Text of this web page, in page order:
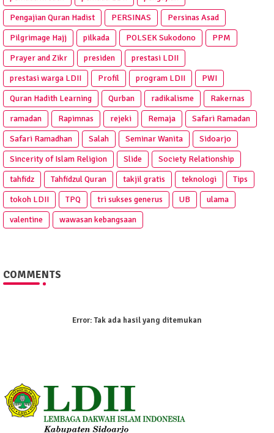
Pengajian Quran Hadist
PERSINAS
Persinas Asad
Pilgrimage Hajj
pilkada POLSEK Sukodono
PPM
Prayer and Zikr
presiden
prestasi LDII
prestasi warga LDII
Profil program LDII
PWI
Quran Hadith Learning
Qurban radikalisme
Rakernas
ramadan
Rapimnas rejeki Remaja
Safari Ramadan
Safari Ramadhan
Salah Seminar Wanita
Sidoarjo
Sincerity of Islam Religion
Slide
Society Relationship
tahfidz
Tahfidzul Quran takjil gratis teknologi
Tips
tokoh LDII
TPQ tri sukses generus UB
ulama
valentine
wawasan kebangsaan
COMMENTS
Error:Tak ada hasil yang ditemukan